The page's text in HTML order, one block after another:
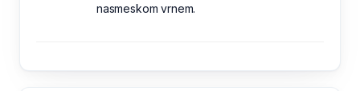
nasmeskom vrnem.